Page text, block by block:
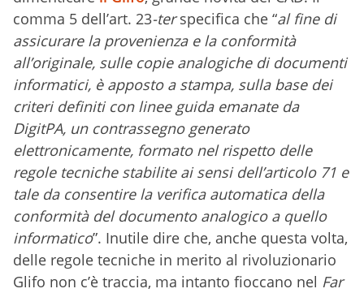
comma 5 dell’art. 23-terspecifica che “al fine di
assicurare la provenienza e la conformità
all’originale, sulle copie analogiche di documenti
informatici, è apposto a stampa, sulla base dei
criteri definiti con linee guida emanate da
DigitPA, un contrassegno generato
elettronicamente, formato nel rispetto delle
regole tecniche stabilite ai sensi dell’articolo 71 e
tale da consentire la verifica automatica della
conformità del documento analogico a quello
informatico”. Inutile dire che, anche questa volta,
delle regole tecniche in merito al rivoluzionario
Glifo non c’è traccia, ma intanto fioccano nel Far